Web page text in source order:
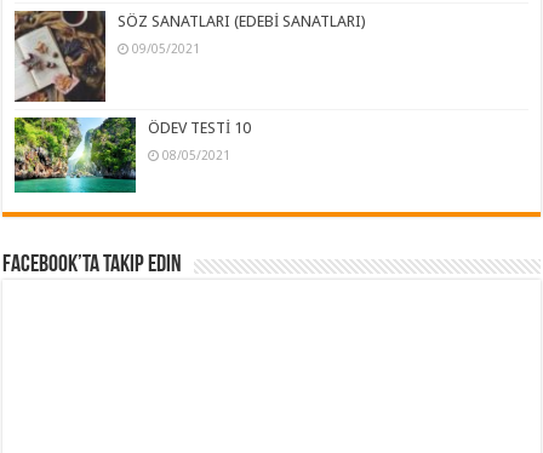
SÖZ SANATLARI (EDEBİ SANATLARI)
09/05/2021
ÖDEV TESTİ 10
08/05/2021
Facebook’ta Takip Edin